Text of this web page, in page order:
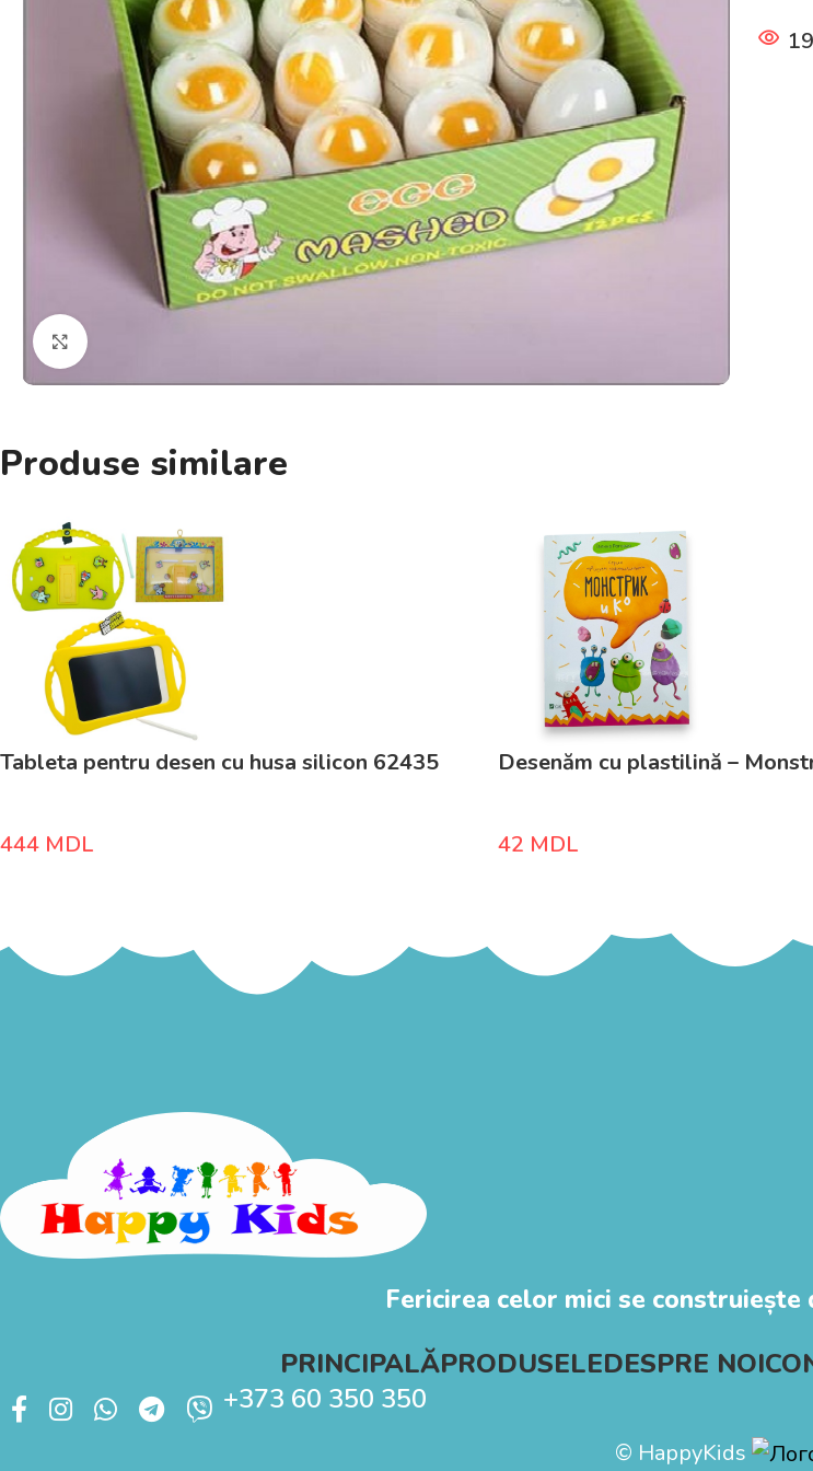
19
Produse similare
Tableta pentru desen cu husa silicon 62435
444 MDL
Desenăm cu plastilină –
42 MDL
Fericirea celor mici se construiește
PRINCIPALĂPRODUSELEDESPRE NOI
+373 60 350 350
© HappyKids